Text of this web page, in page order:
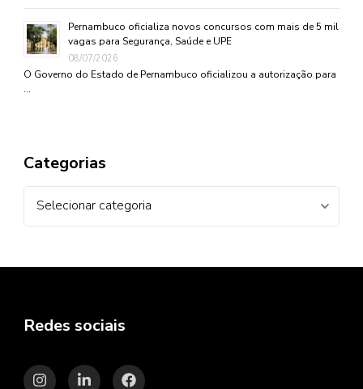
Pernambuco oficializa novos concursos com mais de 5 mil
vagas para Segurança, Saúde e UPE
08/07/2026
O Governo do Estado de Pernambuco oficializou a autorização para
…
Categorias
Categorias
Redes sociais